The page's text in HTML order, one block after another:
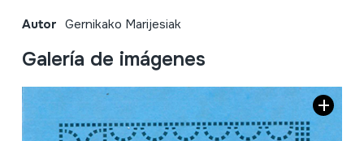
Autor Gernikako Marijesiak
Galería de imágenes